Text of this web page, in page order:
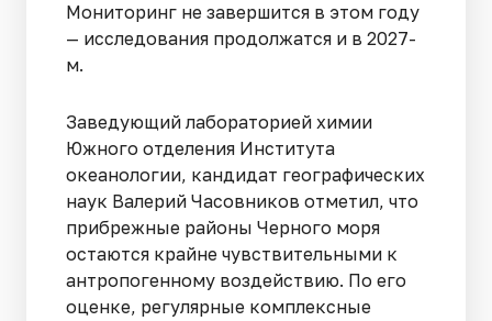
Мониторинг не завершится в этом году
— исследования продолжатся и в 2027-
м.
Заведующий лабораторией химии
Южного отделения Института
океанологии, кандидат географических
наук Валерий Часовников отметил, что
прибрежные районы Черного моря
остаются крайне чувствительными к
антропогенному воздействию. По его
оценке, регулярные комплексные